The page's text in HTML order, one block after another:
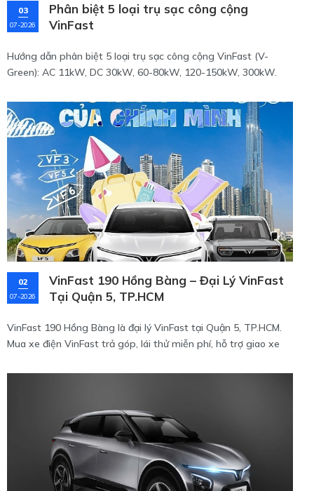
03
07-2026
Phân biệt 5 loại trụ sạc công cộng
VinFast
Hướng dẫn phân biệt 5 loại trụ sạc công cộng VinFast (V-
Green): AC 11kW, DC 30kW, 60-80kW, 120-150kW, 300kW.
02
07-2026
VinFast 190 Hồng Bàng – Đại Lý VinFast
Tại Quận 5, TP.HCM
VinFast 190 Hồng Bàng là đại lý VinFast tại Quận 5, TP.HCM.
Mua xe điện VinFast trả góp, lái thử miễn phí, hỗ trợ giao xe